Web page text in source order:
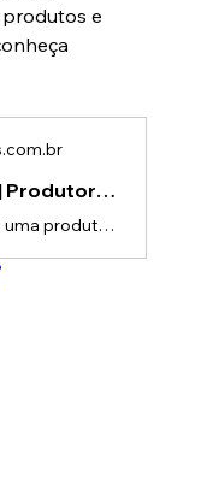
e
Lou Studios | Produtora de vídeos
A Lou Studios é uma produtora de vídeos, especializada em animações 3D para lançamento de produtos.